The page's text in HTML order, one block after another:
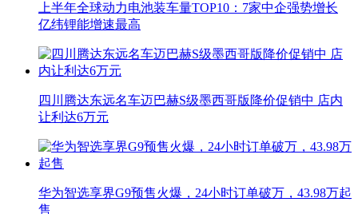
上半年全球动力电池装车量TOP10：7家中企强势增长
亿纬锂能增速最高
四川腾达东远名车迈巴赫S级墨西哥版降价促销中 店内
让利达6万元
华为智选享界G9预售火爆，24小时订单破万，43.98万起
售